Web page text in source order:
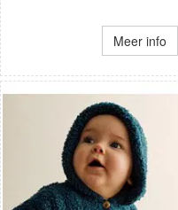
Meer info